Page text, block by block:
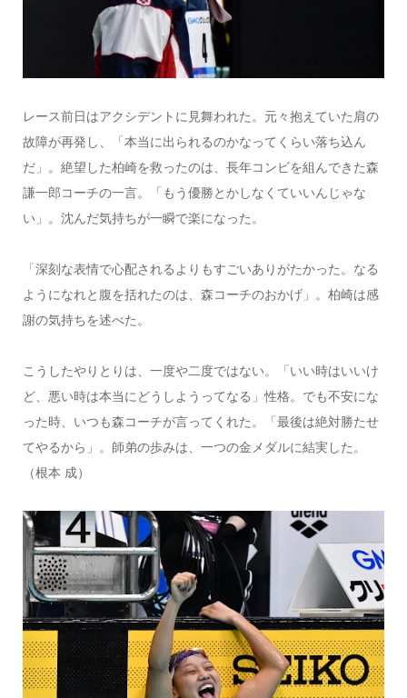
レース前日はアクシデントに見舞われた。元々抱えていた肩の
故障が再発し、「本当に出られるのかなってくらい落ち込ん
だ」。絶望した柏崎を救ったのは、長年コンビを組んできた森
謙一郎コーチの一言。「もう優勝とかしなくていいんじゃな
い」。沈んだ気持ちが一瞬で楽になった。
「深刻な表情で心配されるよりもすごいありがたかった。なる
ようになれと腹を括れたのは、森コーチのおかげ」。柏崎は感
謝の気持ちを述べた。
こうしたやりとりは、一度や二度ではない。「いい時はいいけ
ど、悪い時は本当にどうしようってなる」性格。でも不安にな
った時、いつも森コーチが言ってくれた。「最後は絶対勝たせ
てやるから」。師弟の歩みは、一つの金メダルに結実した。
（根本 成）